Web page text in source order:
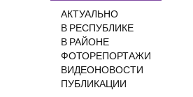
АКТУАЛЬНО
В РЕСПУБЛИКЕ
В РАЙОНЕ
ФОТОРЕПОРТАЖИ
ВИДЕОНОВОСТИ
ПУБЛИКАЦИИ